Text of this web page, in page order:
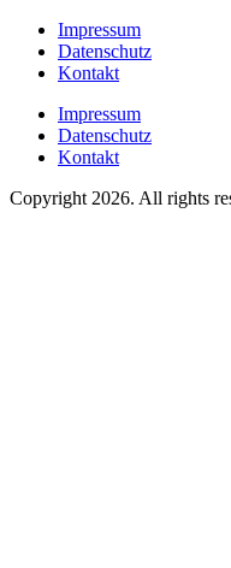
Impressum
Datenschutz
Kontakt
Impressum
Datenschutz
Kontakt
Copyright 2026. All rights